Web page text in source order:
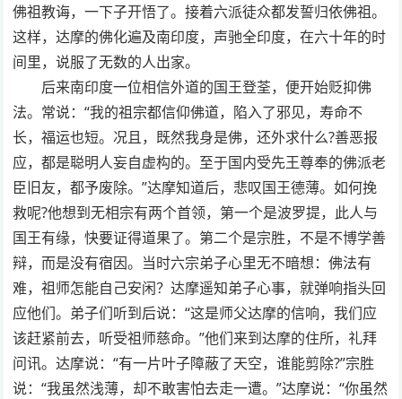
佛祖教诲，一下子开悟了。接着六派徒众都发誓归依佛祖。
这样，达摩的佛化遍及南印度，声驰全印度，在六十年的时
间里，说服了无数的人出家。
后来南印度一位相信外道的国王登荃，便开始贬抑佛
法。常说：“我的祖宗都信仰佛道，陷入了邪见，寿命不
长，福运也短。况且，既然我身是佛，还外求什么?善恶报
应，都是聪明人妄自虚构的。至于国内受先王尊奉的佛派老
臣旧友，都予废除。”达摩知道后，悲叹国王德薄。如何挽
救呢?他想到无相宗有两个首领，第一个是波罗提，此人与
国王有缘，快要证得道果了。第二个是宗胜，不是不博学善
辩，而是没有宿因。当时六宗弟子心里无不暗想：佛法有
难，祖师怎能自己安闲？达摩遥知弟子心事，就弹响指头回
应他们。弟子们听到后说：“这是师父达摩的信响，我们应
该赶紧前去，听受祖师慈命。”他们来到达摩的住所，礼拜
问讯。达摩说：“有一片叶子障蔽了天空，谁能剪除?”宗胜
说：“我虽然浅薄，却不敢害怕去走一遭。”达摩说：“你虽然